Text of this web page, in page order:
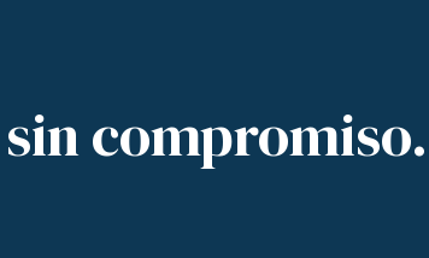
compromiso.